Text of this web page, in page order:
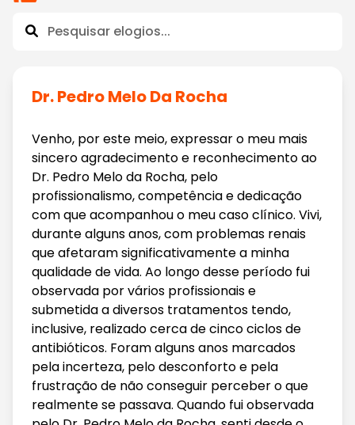
Dr. Pedro Melo Da Rocha
Venho, por este meio, expressar o meu mais
sincero agradecimento e reconhecimento ao
Dr. Pedro Melo da Rocha, pelo
profissionalismo, competência e dedicação
com que acompanhou o meu caso clínico. Vivi,
durante alguns anos, com problemas renais
que afetaram significativamente a minha
qualidade de vida. Ao longo desse período fui
observada por vários profissionais e
submetida a diversos tratamentos tendo,
inclusive, realizado cerca de cinco ciclos de
antibióticos. Foram alguns anos marcados
pela incerteza, pelo desconforto e pela
frustração de não conseguir perceber o que
realmente se passava. Quando fui observada